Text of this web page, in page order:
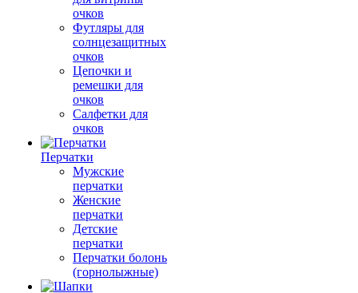
очков
Футляры для
солнцезащитных
очков
Цепочки и
ремешки для
очков
Салфетки для
очков
Перчатки
Мужские
перчатки
Женские
перчатки
Детские
перчатки
Перчатки болонь
(горнолыжные)